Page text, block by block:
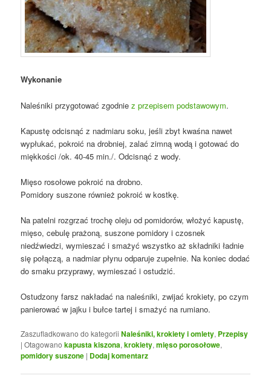
Wykonanie
Naleśniki przygotować zgodniez przepisem podstawowym.
Kapustę odcisnąć z nadmiaru soku, jeśli zbyt kwaśna nawet
wypłukać, pokroić na drobniej, zalać zimną wodą i gotować do
miękkości /ok. 40-45 min./. Odcisnąć z wody.
Mięso rosołowe pokroić na drobno.
Pomidory suszone również pokroić w kostkę.
Na patelni rozgrzać trochę oleju od pomidorów, włożyć kapustę,
mięso, cebulę prażoną, suszone pomidory i czosnek
niedźwiedzi, wymieszać i smażyć wszystko aż składniki ładnie
się połączą, a nadmiar płynu odparuje zupełnie. Na koniec dodać
do smaku przyprawy, wymieszać i ostudzić.
Ostudzony farsz nakładać na naleśniki, zwijać krokiety, po czym
panierować w jajku i bułce tartej i smażyć na rumiano.
Zaszufladkowano do kategorii Naleśniki, krokiety i omlety, Przepisy
|Otagowano kapusta kiszona,krokiety,mięso porosołowe,
pomidory suszone | Dodaj komentarz